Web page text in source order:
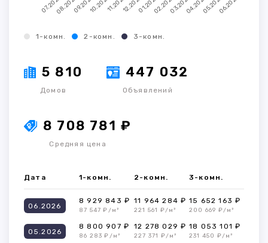
1-комн. 2-комн. 3-комн.
5 810
Домов
447 032
Объявлений
8 708 781 ₽
Средняя цена
Дата 1-комн. 2-комн. 3-комн.
06.2026
8 929 843 ₽
87 547 ₽/м²
11 964 284 ₽
221 561 ₽/м²
15 652 163 ₽
200 669 ₽/м²
05.2026
8 800 907 ₽
86 283 ₽/м²
12 278 029 ₽
227 371 ₽/м²
18 053 101 ₽
231 450 ₽/м²